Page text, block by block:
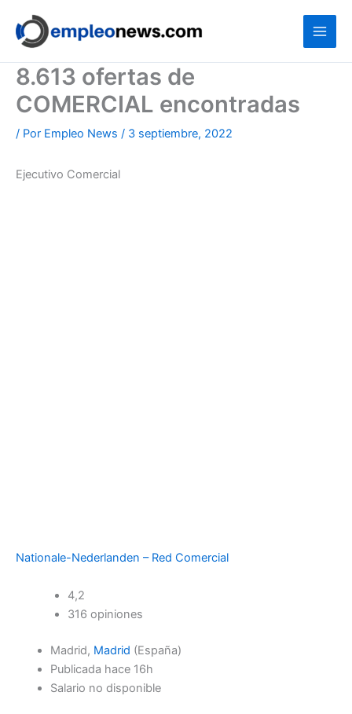
contenido
8.613 ofertas de
COMERCIAL encontradas
/ Por Empleo News / 3 septiembre, 2022
Ejecutivo Comercial
Nationale-Nederlanden – Red Comercial
4,2
316 opiniones
Madrid, Madrid (España)
Publicada hace 16h
Salario no disponible